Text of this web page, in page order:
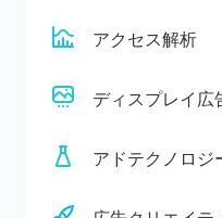
アクセス解析
ディスプレイ広
アドテクノロジ